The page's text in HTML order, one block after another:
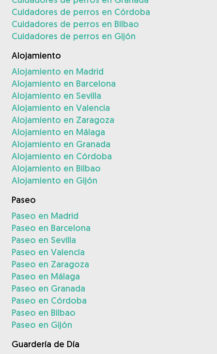
Cuidadores de perros en Córdoba
Cuidadores de perros en Bilbao
Cuidadores de perros en Gijón
Alojamiento
Alojamiento en Madrid
Alojamiento en Barcelona
Alojamiento en Sevilla
Alojamiento en Valencia
Alojamiento en Zaragoza
Alojamiento en Málaga
Alojamiento en Granada
Alojamiento en Córdoba
Alojamiento en Bilbao
Alojamiento en Gijón
Paseo
Paseo en Madrid
Paseo en Barcelona
Paseo en Sevilla
Paseo en Valencia
Paseo en Zaragoza
Paseo en Málaga
Paseo en Granada
Paseo en Córdoba
Paseo en Bilbao
Paseo en Gijón
Guardería de Día